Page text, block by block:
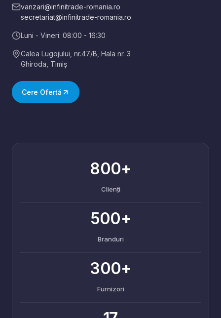
vanzari@infinitrade-romania.ro
secretariat@infinitrade-romania.ro
Luni - Vineri: 08:00 - 16:30
Calea Lugojului, nr.47/B, Hala nr. 3
Ghiroda Timiș
Cere Ofertă
800+
Clienți
500+
Branduri
300+
Furnizori